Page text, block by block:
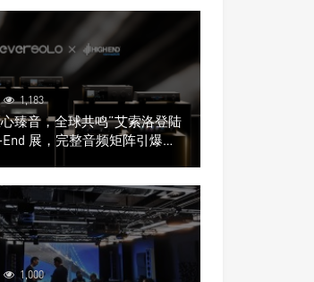
1,183
臻音，全球共鸣”艾索洛登陆
展，完整音频矩阵引爆关
1,000